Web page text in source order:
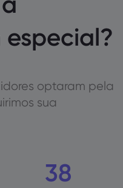
especial?
optaram pela
sua
38